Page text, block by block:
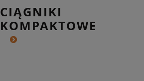
CIĄGNIKI
KOMPAKTOWE